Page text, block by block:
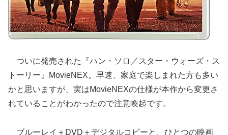
ついに発売された『ハン・ソロ／スター・ウォーズ・ス
トーリー』MovieNEX。早速、家庭で楽しまれた方も多い
かと思いますが、実はMovieNEXの仕様が本作から変更さ
れていることがわかったので注意喚起です。
ブルーレイ＋DVD＋デジタルコピーと、ひとつの映画